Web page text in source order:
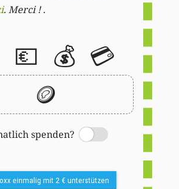
. Merci ! .
💶 💰 💳
🪙
spenden?
Switch
einmalig mit 2 € unterstützen